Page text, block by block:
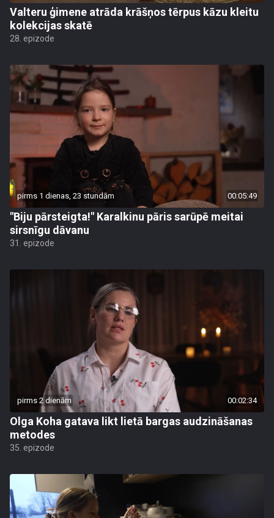
Valteru ģimene atrāda krāšņos tērpus kāzu kleitu
kolekcijas skatē
28. epizode
pirms 1 dienas, 23 stundām 00:05:49
"Biju pārsteigta!" Karalkinu pāris sarūpē meitai
sirsnīgu dāvanu
31. epizode
pirms 2 dienām 00:02:34
Olga Koha gatava likt lietā bargas audzināšanas
metodes
35. epizode